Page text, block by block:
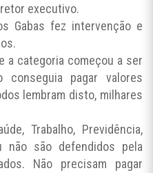
executivo.
Gabas fez intervenção e
a categoria começou a ser
conseguia pagar valores
lembram disto, milhares
Trabalho, Previdência,
não são defendidos pela
Não precisam pagar